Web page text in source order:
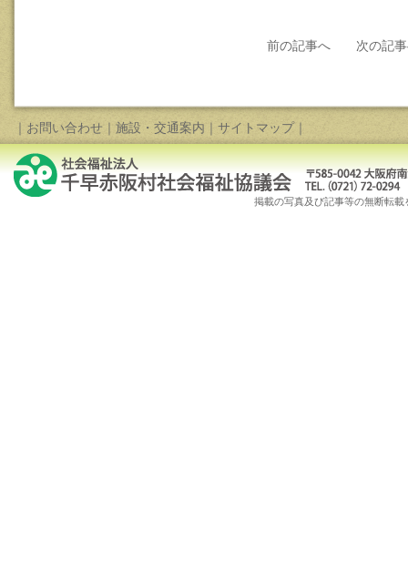
前の記事へ 次の記
｜ お問い合わせ ｜ 施設・交通案内 ｜ サイトマップ｜
掲載の写真及び記事等の無断転